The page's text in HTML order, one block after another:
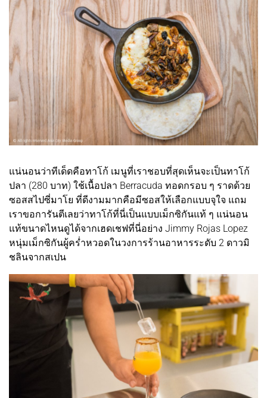
แน่นอนว่าทีเด็ดคือทาโก้ เมนูที่เราชอบที่สุดเห็นจะเป็นทาโก้
ปลา (280 บาท) ใช้เนื้อปลา Berracuda ทอดกรอบ ๆ ราดด้วย
ซอสสไปซี่มาโย ที่ดีงามมากคือมีซอสให้เลือกแบบจุใจ แถม
เราขอการันตีเลยว่าทาโก้ที่นี่เป็นแบบเม็กซิกันแท้ ๆ แน่นอน
แท้ขนาดไหนดูได้จากเฮดเชฟที่นี่อย่าง Jimmy Rojas Lopez
หนุ่มเม็กซิกันผู้คร่ำหวอดในวงการร้านอาหารระดับ 2 ดาวมิ
ชลินจากสเปน